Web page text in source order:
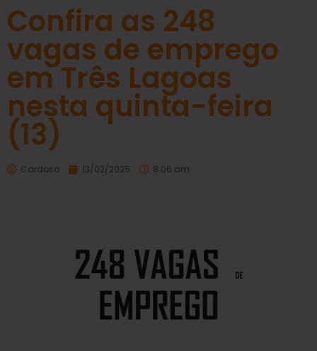
Confira as 248
vagas de emprego
em Três Lagoas
nesta quinta-feira
(13)
Cardoso 13/02/2025 8:06 am